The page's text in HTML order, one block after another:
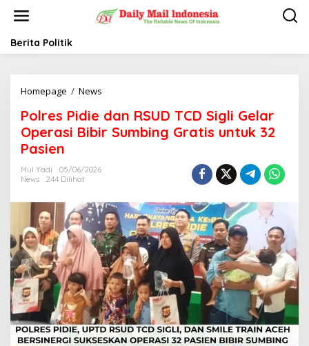
t
Berita Politik
Homepage / News
r
e
i
e
d
a
n
R
S
U
D
T
C
D
Polres Pidie dan RSUD TCD Sigli Gelar
Operasi Bibir Sumbing Gratis untuk 32
Pasien
Mul Yadi
05/06/2026
News
244 Dilihat